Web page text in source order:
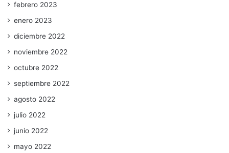
febrero 2023
enero 2023
diciembre 2022
noviembre 2022
octubre 2022
septiembre 2022
agosto 2022
julio 2022
junio 2022
mayo 2022